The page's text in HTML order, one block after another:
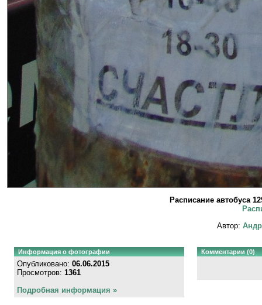
Расписание автобуса
Автор:
Информация о фотографии
Опубликовано: 06.06.2015
Просмотров: 1361
Подробная информация »
Комментарии (0)